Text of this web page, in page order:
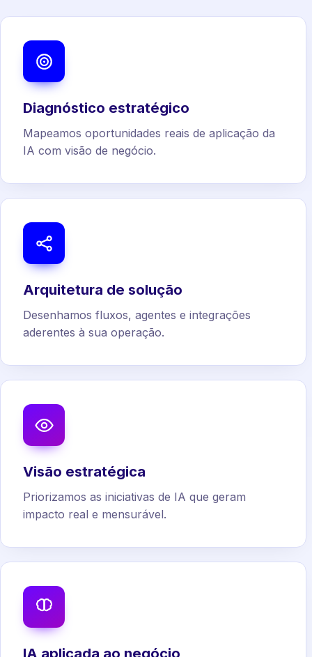
Diagnóstico estratégico
Mapeamos oportunidades reais de aplicação da
IA com visão de negócio.
Arquitetura de solução
Desenhamos fluxos, agentes e integrações
aderentes à sua operação.
Visão estratégica
Priorizamos as iniciativas de IA que geram
impacto real e mensurável.
IA aplicada ao negócio